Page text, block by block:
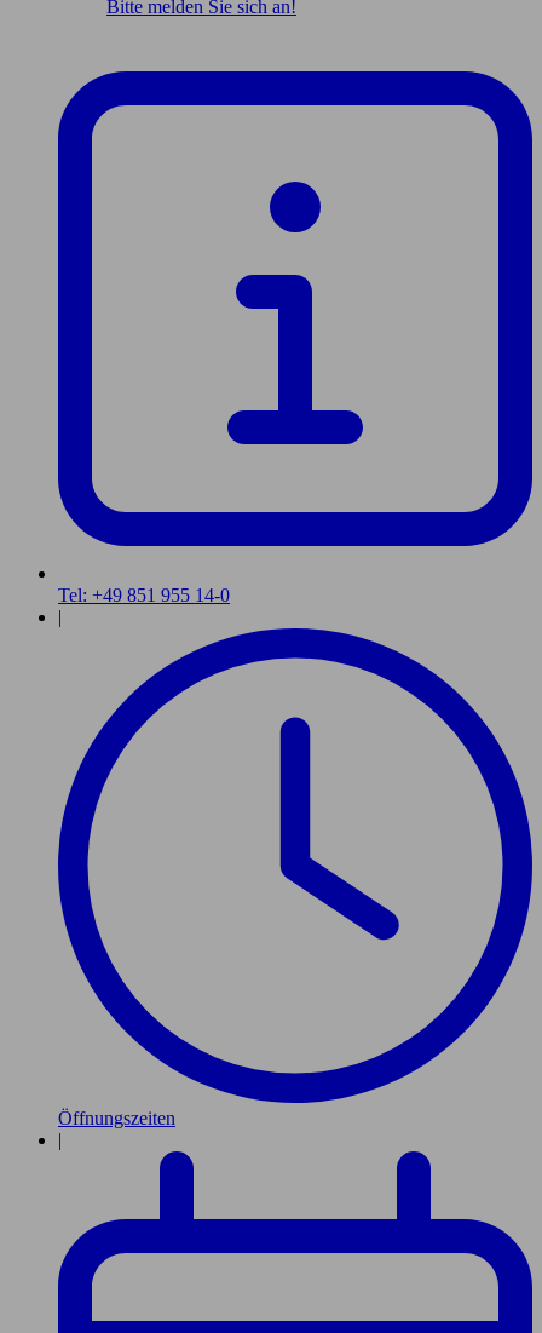
Bitte melden Sie sich an!
Tel: +49 851 955 14-0
|
Öffnungszeiten
|